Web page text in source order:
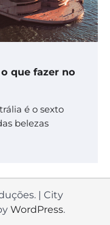
que fazer no
é o sexto
belezas
| City
WordPress.